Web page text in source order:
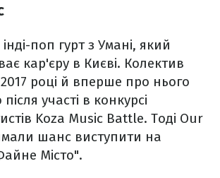
поп гурт з Умані, який
кар'єру в Києві. Колектив
році й вперше про нього
участі в конкурсі
Koza Music Battle. Тоді Our
шанс виступити на
Місто".